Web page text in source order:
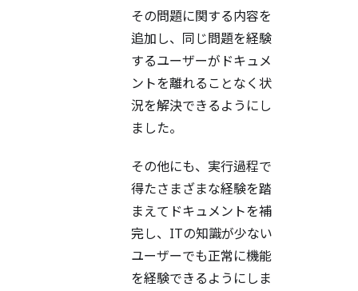
その問題に関する内容を
追加し、同じ問題を経験
するユーザーがドキュメ
ントを離れることなく状
況を解決できるようにし
ました。
その他にも、実行過程で
得たさまざまな経験を踏
まえてドキュメントを補
完し、ITの知識が少ない
ユーザーでも正常に機能
を経験できるようにしま